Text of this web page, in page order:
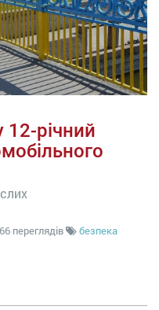
12-річний
переглядів
безпека